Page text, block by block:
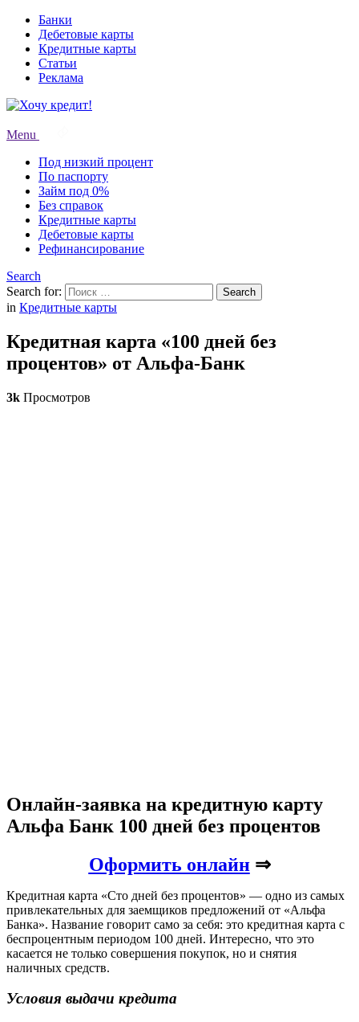
Банки
Дебетовые карты
Кредитные карты
Статьи
Реклама
Menu
Под низкий процент
По паспорту
Займ под 0%
Без справок
Кредитные карты
Дебетовые карты
Рефинансирование
Search
Search for:
Search
in Кредитные карты
Кредитная карта «100 дней без
процентов» от Альфа-Банк
3k Просмотров
Онлайн-заявка на кредитную карту
Альфа Банк 100 дней без процентов
Оформить онлайн⇒
Кредитная карта «Сто дней без процентов» — одно из самых
привлекательных для заемщиков предложений от «Альфа
Банка». Название говорит само за себя: это кредитная карта с
беспроцентным периодом 100 дней. Интересно, что это
касается не только совершения покупок, но и снятия
наличных средств.
Условия выдачи кредита